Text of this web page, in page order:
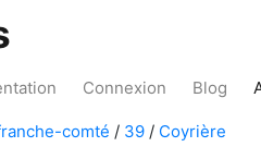
Connexion Blog
comté / 39 / Coyrière